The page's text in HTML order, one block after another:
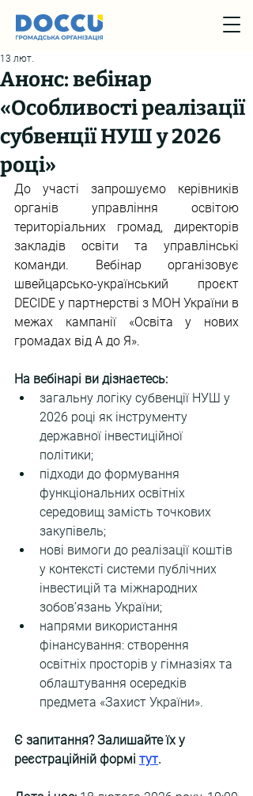
Анонс: вебінар
«Особливості реалізації
субвенції НУШ у 2026
році»
13 лют.
До участі запрошуємо керівників
органів управління освітою
територіальних громад, директорів
закладів освіти та управлінські
команди. Вебінар організовує
швейцарсько-український проєкт
DECIDE у партнерстві з МОН України в
межах кампанії «Освіта у нових
громадах від А до Я».
На вебінарі ви дізнаєтесь:
загальну логіку субвенції НУШ у
2026 році як інструменту
державної інвестиційної
політики;
підходи до формування
функціональних освітніх
середовищ замість точкових
закупівель;
нові вимоги до реалізації коштів
у контексті системи публічних
інвестицій та міжнародних
зобов’язань України;
напрями використання
фінансування: створення
освітніх просторів у гімназіях та
облаштування осередків
предмета «Захист України».
Є запитання? Залишайте їх у
реєстраційній формі тут.